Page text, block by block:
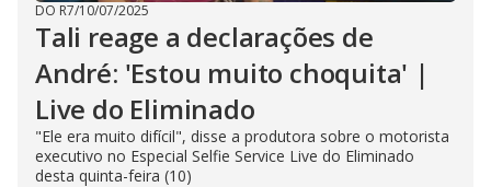
DO R7/10/07/2025
Tali reage a declarações de
André: 'Estou muito choquita' |
Live do Eliminado
"Ele era muito difícil", disse a produtora sobre o motorista
executivo no Especial Selfie Service Live do Eliminado
desta quinta-feira (10)